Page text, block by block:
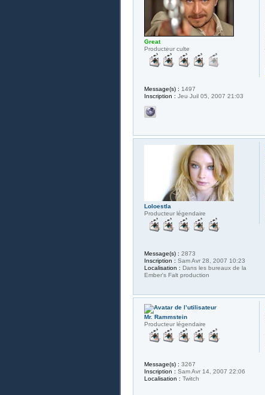
Great
Producteur culte
Message(s) : 1497
Inscription : Jeu Juil 05, 2007 21:03
Loloestla
Producteur légendaire
Message(s) : 2873
Inscription : Sam Avr 28, 2007 10:23
Localisation : Dans les bureaux de la
Ember's Falt production
Mr. Rammstein
Producteur légendaire
Message(s) : 3267
Inscription : Sam Avr 14, 2007 22:06
Localisation : Twitch